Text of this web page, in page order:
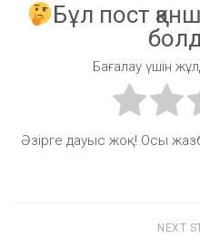
Бұл пост
Бағалау үшін
Әзірге дауыс жоқ! Осы
NEXT